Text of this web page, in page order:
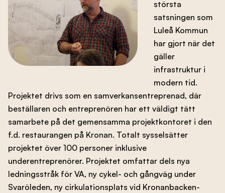
största
satsningen som
Luleå Kommun
har gjort när det
gäller
infrastruktur i
modern tid.
Projektet drivs som en samverkansentreprenad, där
beställaren och entreprenören har ett väldigt tätt
samarbete på det gemensamma projektkontoret i den
f.d. restaurangen på Kronan. Totalt sysselsätter
projektet över 100 personer inklusive
underentreprenörer. Projektet omfattar dels nya
ledningsstråk för VA, ny cykel- och gångväg under
Svaröleden, ny cirkulationsplats vid Kronanbacken-